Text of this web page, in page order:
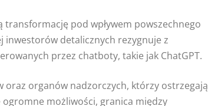
pod wpływem powszechnego
inwestorów detalicznych rezygnuje z
przez chatboty, takie jak ChatGPT.
organów nadzorczych, którzy ostrzegają
możliwości, granica między